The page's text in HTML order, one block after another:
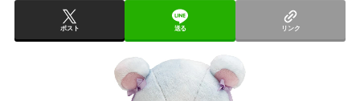
在庫品》
ポスト 送る リンク